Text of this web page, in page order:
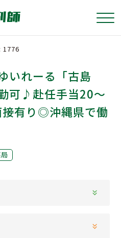
1776
いれーる「古島
可♪赴任手当20～
有り◎沖縄県で働